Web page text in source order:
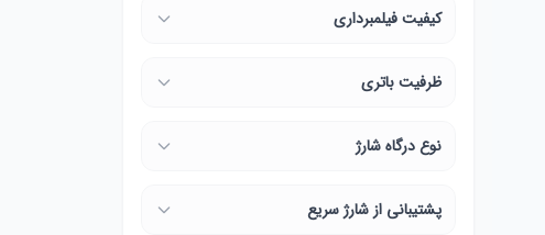
کیفیت فیلمبرداری
ظرفیت باتری
نوع درگاه شارژ
پشتیبانی از شارژ سریع